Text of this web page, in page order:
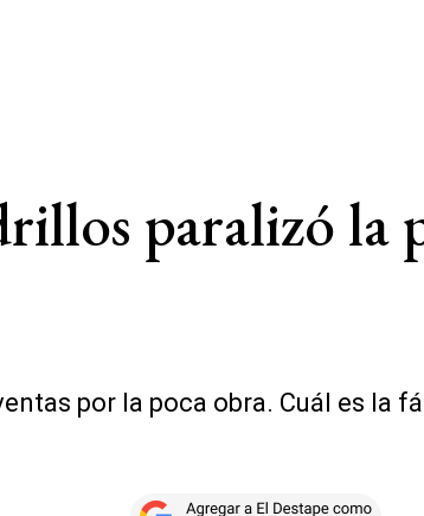
paralizó la
por la poca obra. Cuál es la